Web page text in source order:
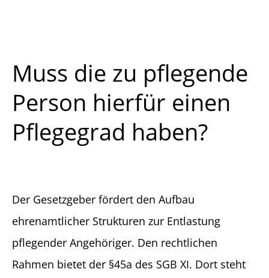
Muss die zu pflegende
Person hierfür einen
Pflegegrad haben?
Der Gesetzgeber fördert den Aufbau
ehrenamtlicher Strukturen zur Entlastung
pflegender Angehöriger. Den rechtlichen
Rahmen bietet der §45a des SGB XI. Dort steht